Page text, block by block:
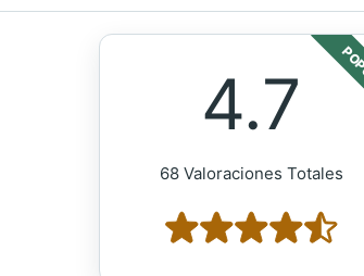
4.7
68 Valoraciones Totales